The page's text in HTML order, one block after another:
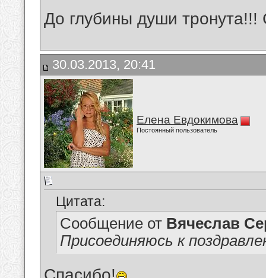
До глубины души
30.03.2013, 20:41
Елена Евдокимова
Постоянный пользователь
Цитата:
Сообщение от Вячеслав
Присоединяюсь к